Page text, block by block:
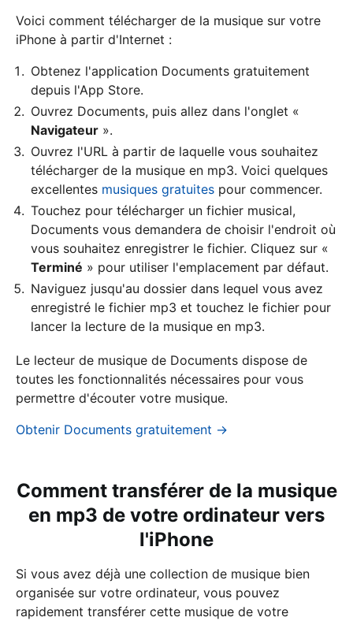
Voici comment télécharger de la musique sur votre
iPhone à partir d'Internet :
Obtenez l'application Documents gratuitement
depuis l'App Store.
Ouvrez Documents, puis allez dans l'onglet «
Navigateur ».
Ouvrez l'URL à partir de laquelle vous souhaitez
télécharger de la musique en mp3. Voici quelques
excellentes musiques gratuites pour commencer.
Touchez pour télécharger un fichier musical,
Documents vous demandera de choisir l'endroit où
vous souhaitez enregistrer le fichier. Cliquez sur «
Terminé » pour utiliser l'emplacement par défaut.
Naviguez jusqu'au dossier dans lequel vous avez
enregistré le fichier mp3 et touchez le fichier pour
lancer la lecture de la musique en mp3.
Le lecteur de musique de Documents dispose de
toutes les fonctionnalités nécessaires pour vous
permettre d'écouter votre musique.
Obtenir Documents gratuitement →
Comment transférer de la musique
en mp3 de votre ordinateur vers
l'iPhone
Si vous avez déjà une collection de musique bien
organisée sur votre ordinateur, vous pouvez
rapidement transférer cette musique de votre